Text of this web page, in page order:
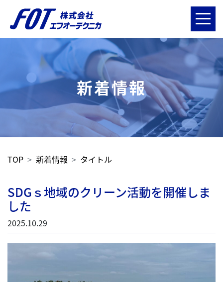
新着情報
TOP 新着情報 タイトル
SDGｓ地域のクリーン活動を開催しま
した
2025.10.29